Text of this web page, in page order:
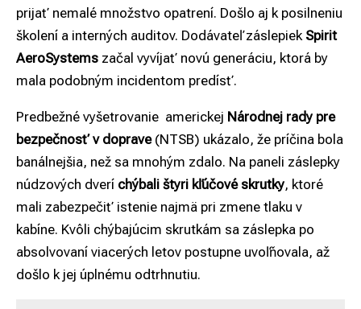
prijať nemalé množstvo opatrení. Došlo aj k posilneniu
školení a interných auditov. Dodávateľ záslepiek Spirit
AeroSystems začal vyvíjať novú generáciu, ktorá by
mala podobným incidentom predísť.
Predbežné vyšetrovanie americkej Národnej rady pre
bezpečnosť v doprave(NTSB) ukázalo, že príčina bola
banálnejšia, než sa mnohým zdalo. Na paneli záslepky
núdzových dverí chýbali štyri kľúčové skrutky, ktoré
mali zabezpečiť istenie najmä pri zmene tlaku v
kabíne. Kvôli chýbajúcim skrutkám sa záslepka po
absolvovaní viacerých letov postupne uvoľňovala, až
došlo k jej úplnému odtrhnutiu.